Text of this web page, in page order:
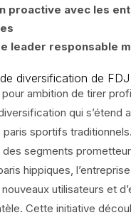
proactive avec les
leader responsable
diversification de
ambition de tirer
qui s’étend
sportifs
des segments
hippiques,
utilisateurs et
Cette initiative